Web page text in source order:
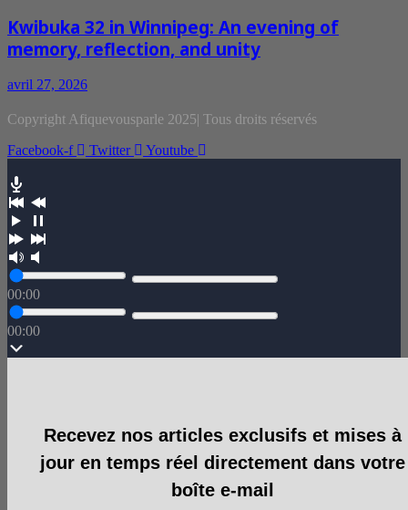
Kwibuka 32 in Winnipeg: An evening of
memory, reflection, and unity
avril 27, 2026
Copyright Afiquevousparle 2025| Tous droits réservés
Facebook-f
Twitter Youtube
00:00
00:00
Recevez nos articles exclusifs et mises à
jour en temps réel directement dans votre
boîte e-mail